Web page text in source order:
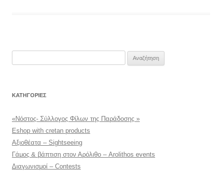
KΑΤΗΓΟΡΊΕΣ
«Νόστος- Σύλλογος Φίλων της Παράδοσης »
Eshop with cretan products
Αξιοθέατα – Sightseeing
Γάμος & βάπτιση στον Αρόλιθο – Arolithos events
Διαγωνισμοί – Contests